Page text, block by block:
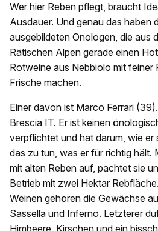
Wer hier Reben pflegt, braucht
Ausdauer. Und genau das haben
ausgebildeten Önologen, die aus
Rätischen Alpen gerade einen
Rotweine aus Nebbiolo mit feiner
Frische machen.
Einer davon ist Marco Ferrari
Brescia IT. Er ist keinen
verpflichtet und hat darum, wie er
das zu tun, was er für richtig hält.
mit alten Reben auf, pachtet sie
Betrieb mit zwei Hektar
Weinen gehören die Gewächse
Sassella und Inferno. Letzterer